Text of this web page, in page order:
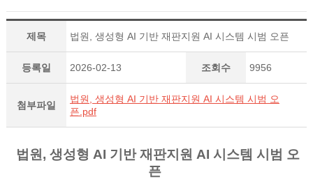
제목 법원, 생성형 AI 기반 재판지원 AI 시스템 시범 오픈
등록일 2026-02-13 조회수 9956
첨부파일
법원, 생성형 AI 기반 재판지원 AI 시스템 시범 오
픈.pdf
법원, 생성형 AI 기반 재판지원 AI 시스템 시범 오
픈